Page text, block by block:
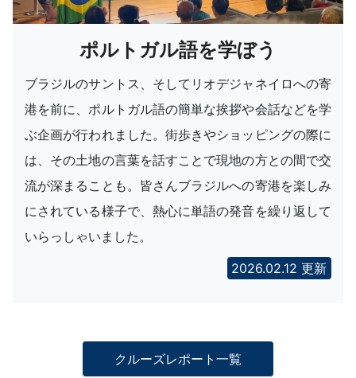
ポルトガル語を学ぼう
ブラジルのサントス、そしてリオデジャネイロへの寄
港を前に、ポルトガル語の簡単な挨拶や会話などを学
ぶ企画が行われました。街歩きやショッピングの際に
は、その土地の言葉を話すことで現地の方との間で交
流が深まることも。皆さんブラジルへの寄港を楽しみ
にされている様子で、熱心に単語の発音を繰り返して
いらっしゃいました。
2026.02.12 更新
クルーズレポート一覧